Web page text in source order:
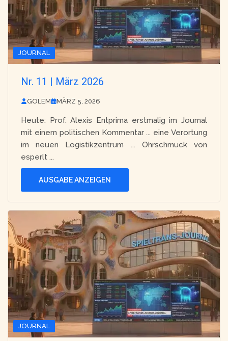
JOURNAL
Nr. 11 | März 2026
GOLEM MÄRZ 5, 2026
Heute: Prof. Alexis Entprima erstmalig im Journal
mit einem politischen Kommentar ... eine Verortung
im neuen Logistikzentrum ... Ohrschmuck von
esperlt ...
AUSGABE ANZEIGEN
JOURNAL